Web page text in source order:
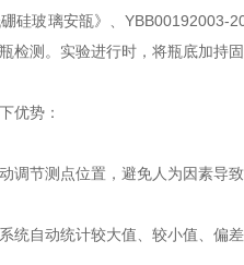
硅玻璃安瓿》、YBB00192003-
检测。实验进行时，将瓶底加持
优势：
节测点位置，避免人为因素导致
自动统计较大值、较小值、偏差